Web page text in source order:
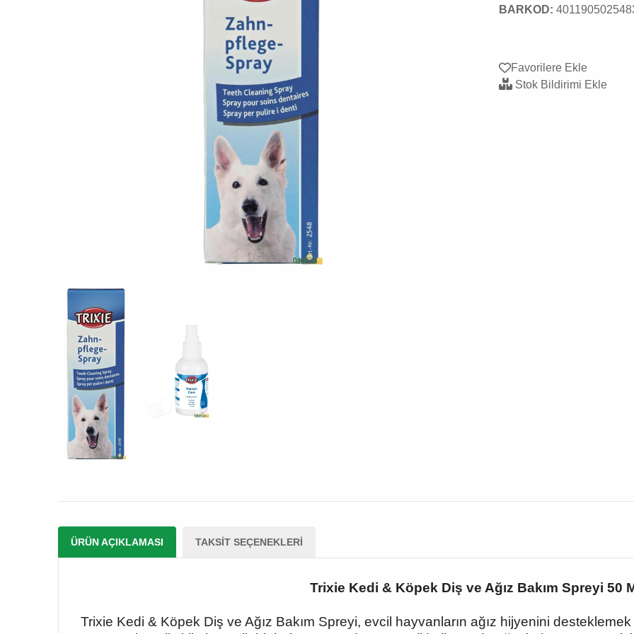
BARKOD:
Favorilere Ekle
Stok Bildirimi Ekle
ÜRÜN AÇIKLAMASI TAKSIT SEÇENEKLERI
Trixie Kedi & Köpek Diş ve Ağız Bakım Spreyi 50
Trixie Kedi & Köpek Diş ve Ağız Bakım Spreyi, evcil hayvanların ağız hijyenini desteklemek